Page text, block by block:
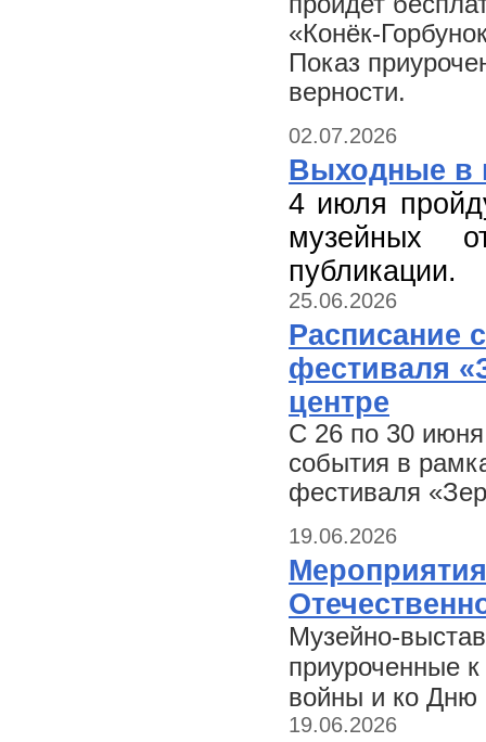
«Конёк-
Показ
верности.
02.07.2026
Выходные в
4 июля
музейных
публикации.
25.06.2026
Расписание
фестиваля
центре
С 26 по 30
события в
фестиваля
19.06.2026
Музейно-
приуроченные
войны и ко Дню
19.06.2026